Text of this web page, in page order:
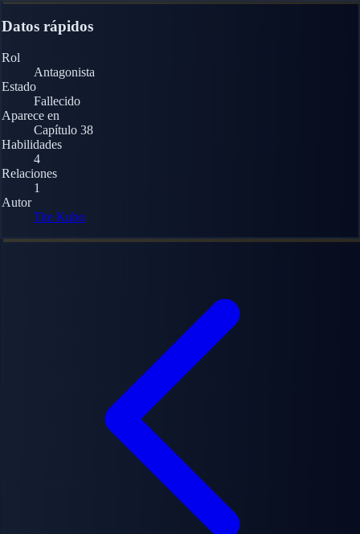
Datos rápidos
Rol
Antagonista
Estado
Fallecido
Aparece en
Capítulo 38
Habilidades
4
Relaciones
1
Autor
Tite Kubo